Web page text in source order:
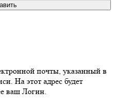
почты, указанный в
На этот адрес будет
ваш Логин.